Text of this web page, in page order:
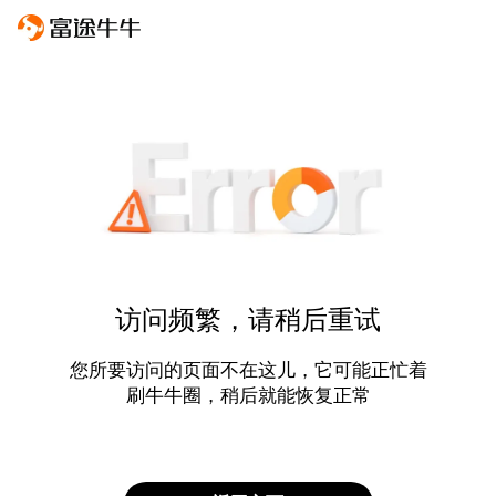
访问频繁，请稍后重试
您所要访问的页面不在这儿，它可能正忙着
刷牛牛圈，稍后就能恢复正常